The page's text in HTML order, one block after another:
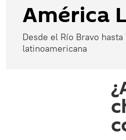
América
Desde el Río Bravo
latinoamericana